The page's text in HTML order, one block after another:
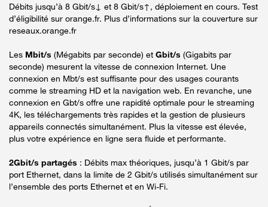
Débits jusqu’à 8 Gbit/s↓ et 8 Gbit/s↑, déploiement en cours. Test
d’éligibilité sur orange.fr. Plus d’informations sur la couverture sur
reseaux.orange.fr
Les Mbit/s (Mégabits par seconde) et Gbit/s (Gigabits par
seconde) mesurent la vitesse de connexion Internet. Une
connexion en Mbt/s est suffisante pour des usages courants
comme le streaming HD et la navigation web. En revanche, une
connexion en Gbt/s offre une rapidité optimale pour le streaming
4K, les téléchargements très rapides et la gestion de plusieurs
appareils connectés simultanément. Plus la vitesse est élevée,
plus votre expérience en ligne sera fluide et performante.
2Gbit/s partagés : Débits max théoriques, jusqu’à 1 Gbit/s par
port Ethernet, dans la limite de 2 Gbit/s utilisés simultanément sur
l’ensemble des ports Ethernet et en Wi-Fi.